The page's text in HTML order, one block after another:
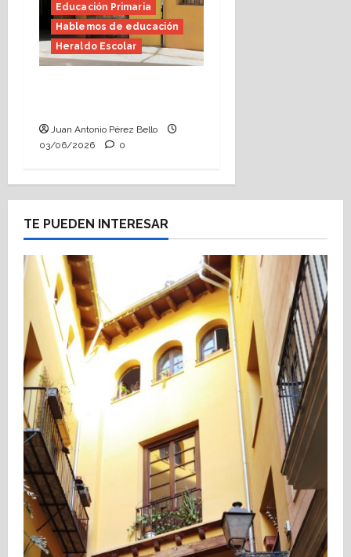
Educación Primaria
Hablemos de educación
Heraldo Escolar
Juan Antonio Pérez Bello
03/06/2026
0
TE PUEDEN INTERESAR